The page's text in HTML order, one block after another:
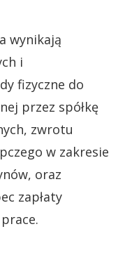
wynikają
i
fizyczne do
przez spółkę
zwrotu
w zakresie
oraz
zapłaty